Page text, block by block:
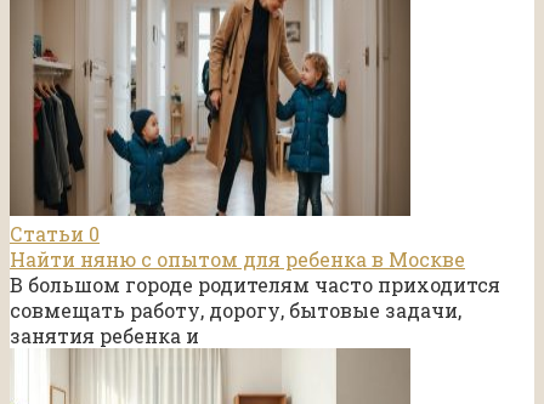
Статьи 0
Найти няню с опытом для ребенка в Москве
В большом городе родителям часто приходится
совмещать работу, дорогу, бытовые задачи,
занятия ребенка и